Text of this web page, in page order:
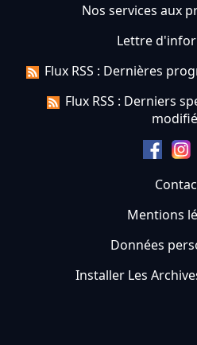
Nos services aux
Lettre
Flux RSS : Dernières
Flux RSS : Derniers
Mentions
Données
Installer Les